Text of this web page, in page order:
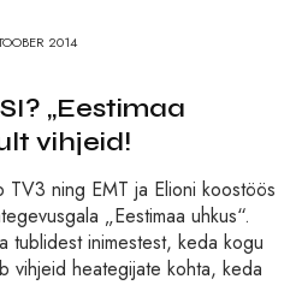
2014
„Eestimaa
vihjeid!
TV3 ning EMT ja Elioni koostöös
„Eestimaa uhkus“.
tublidest inimestest, keda kogu
vihjeid heategijate kohta, keda